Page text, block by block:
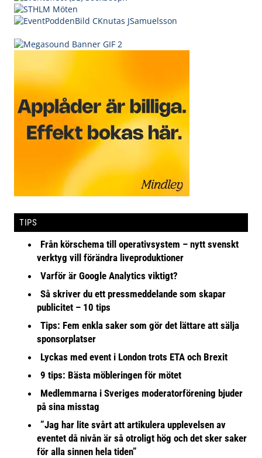
TIPS
Från körschema till operativsystem – nytt svenskt
verktyg vill förändra liveproduktioner
Varför är Google Analytics viktigt?
Så skriver du ett pressmeddelande som skapar
publicitet – 10 tips
Tips: Fem enkla saker som gör det lättare att sälja
sponsorplatser
Lyckas med event i London trots ETA och Brexit
9 tips: Bästa möbleringen för mötet
Medlemmarna i Sveriges moderatorförening bjuder
på sina misstag
”Jag har lite svårt att artikulera upplevelsen av
eventet då nivån är så otroligt hög och det sker saker
för alla sinnen hela tiden”